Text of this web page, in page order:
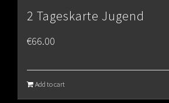
2 Tageskarte Jugend
€66.00
Add to cart